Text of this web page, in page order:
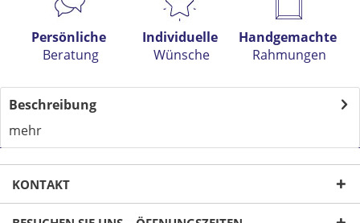
Persönliche
Beratung
Individuelle
Wünsche
Handgemachte
Rahmungen
Beschreibung
mehr
KONTAKT